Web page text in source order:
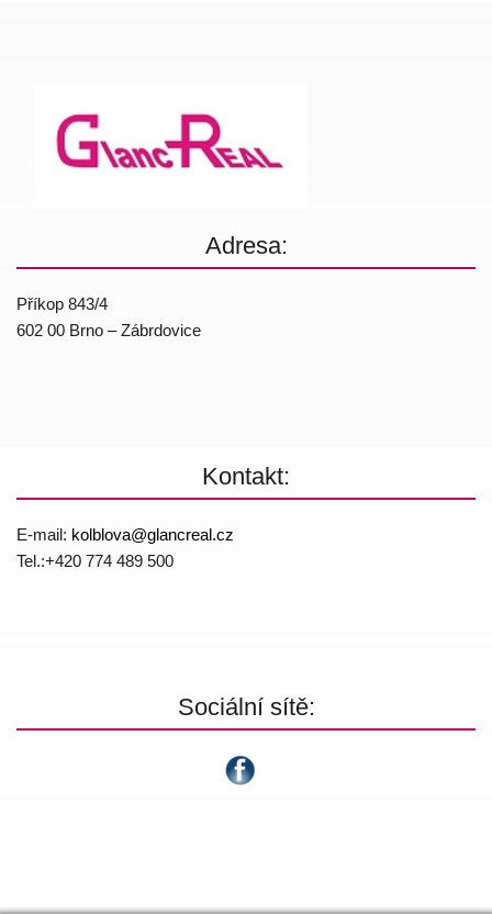
Adresa:
Příkop 843/4
602 00 Brno – Zábrdovice
Kontakt:
E-mail: kolblova@glancreal.cz
Tel.:+420 774 4­89 500
Sociální sítě: